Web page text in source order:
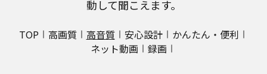
動して聞こえます。
TOP 高画質 高音質 安心設計
かんたん・便利
ネット動画
録画